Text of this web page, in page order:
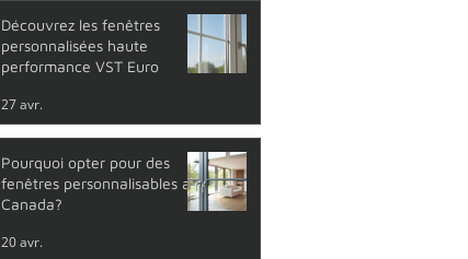
Découvrez les fenêtres
personnalisées haute
performance VST Euro
27 avr.
Pourquoi opter pour des
fenêtres personnalisables au
Canada?
20 avr.